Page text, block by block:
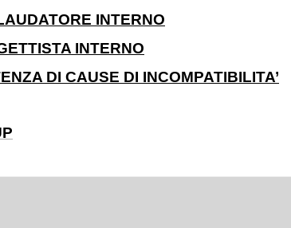
INTERNO
INTERNO
DI CAUSE DI INCOMPATIBILITA’